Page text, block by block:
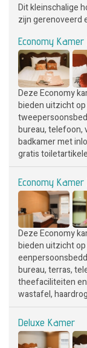
Dit kleinschalige
zijn gerenoveerd
Economy Kamer
Deze Economy
bieden uitzicht
bureau, telefoon,
badkamer met
gratis
Economy Kamer
Deze Economy
bieden uitzicht
bureau, terras,
theefaciliteiten
wastafel,
Deluxe Kamer